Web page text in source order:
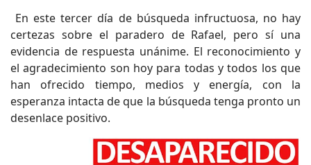
En este tercer día de búsqueda infructuosa, no hay
certezas sobre el paradero de Rafael, pero sí una
evidencia de respuesta unánime. El reconocimiento y
el agradecimiento son hoy para todas y todos los que
han ofrecido tiempo, medios y energía, con la
esperanza intacta de que la búsqueda tenga pronto un
desenlace positivo.